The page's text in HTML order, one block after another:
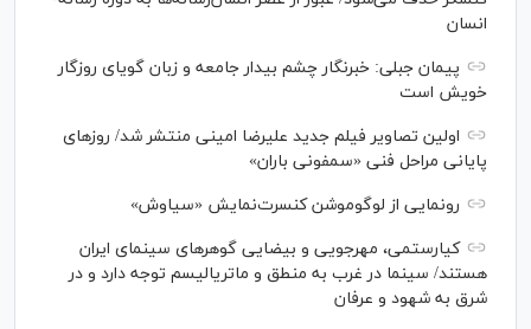
انسان
پیمان جبلی: خبرنگار چشم بیدار جامعه و زبان گویای روزگار
خویش است
اولین تصاویر فیلم جدید علیرضا امینی منتشر شد/ روز‌های
پایانی مراحل فنی «سمفونی باران»
رونمایی از لوگوموشن کنسرت‌نمایش «سیاوش»
کیارستمی، مهرجویی و بیضایی گوهر‌های سینمای ایران
هستند/ سینما در غرب به منطق و ماتریالیسم توجه دارد و در
شرق به شهود و عرفان